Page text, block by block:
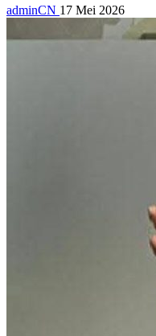
adminCN 17 Mei 2026